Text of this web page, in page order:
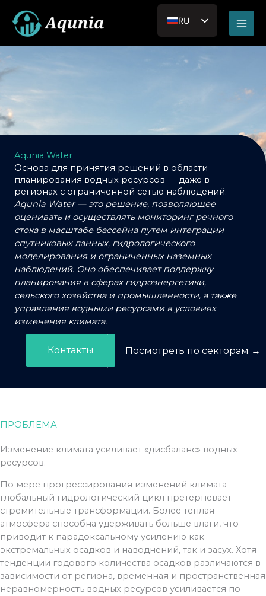
содержимому
RU
EN_US
JA
Main
Aqunia Water
Основа для принятия решений в области
планирования водных ресурсов — даже в
регионах с ограниченной сетью наблюдений.
Aqunia Water — это решение, позволяющее
оценивать и осуществлять мониторинг речного
стока в масштабе бассейна путем интеграции
спутниковых данных, гидрологического
моделирования и ограниченных наземных
наблюдений. Оно обеспечивает поддержку
планирования в сферах гидроэнергетики,
сельского хозяйства и промышленности, а также
управления водными ресурсами в условиях
изменения климата.
Контакты Посмотреть по секторам →
ПРОБЛЕМА
Изменение климата усиливает «дисбаланс» водных
ресурсов.
По мере прогрессирования изменений климата
глобальный гидрологический цикл претерпевает
стремительные трансформации. Более теплая
атмосфера способна удерживать больше влаги, что
приводит к парадоксальному усилению как
экстремальных осадков и наводнений, так и засух. Хотя
тенденции годового количества осадков различаются в
зависимости от региона, временная и пространственная
неравномерность водных ресурсов усиливается по